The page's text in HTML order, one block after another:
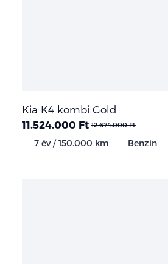
Kia K4 kombi Gold
11.524.000 Ft 12.674.000 Ft
7 év / 150.000 km Benzin